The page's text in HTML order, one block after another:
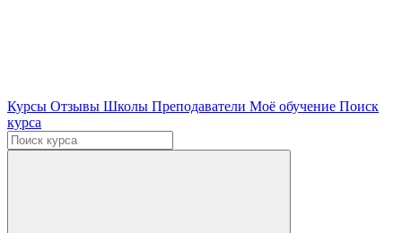
Курсы Отзывы Школы Преподаватели Моё обучение Поиск
курса